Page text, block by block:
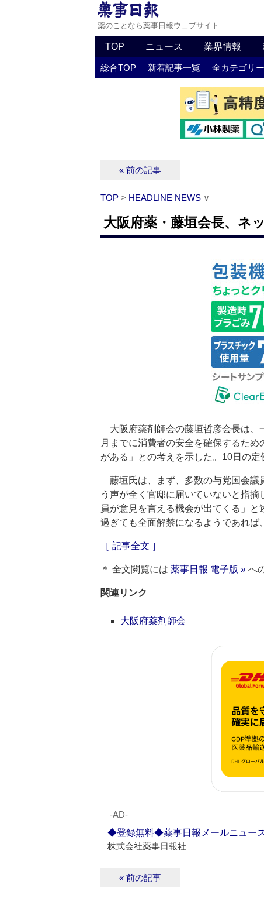
薬のことなら薬事日報ウェブサイト
TOP ニュース 業界情報
総合TOP 新着記事一覧 全カテゴリ
« 前の記事
TOP > HEADLINE NEWS ∨
大阪府薬・藤垣会長、ネ
大阪府薬剤師会の藤垣哲彦会長は、
月までに消費者の安全を確保するた
がある」との考えを示した。10日の定
藤垣氏は、まず、多数の与党国会議
う声が全く官邸に届いていないと指
員が意見を言える機会が出てくる」
過ぎても全面解禁になるようであれば
［ 記事全文 ］
＊ 全文閲覧には 薬事日報 電子版 » へ
関連リンク
大阪府薬剤師会
‐AD‐
◆登録無料◆薬事日報メールニュー
株式会社薬事日報社
« 前の記事